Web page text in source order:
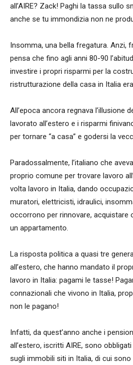
all’AIRE? Zack! Paghi la tassa sullo
anche se tu immondizia non ne
Insomma, una bella fregatura. Anzi,
pensa che fino agli anni 80-90
investire i propri risparmi per la
ristrutturazione della casa in Italia
All’epoca ancora regnava l’illusione
lavorato all’estero e i risparmi
per tornare “a casa” e godersi la
Paradossalmente, l’italiano che
proprio comune per trovare lavoro
volta lavoro in Italia, dando
muratori, elettricisti, idraulici,
occorrono per rinnovare, acquistare
un appartamento.
La risposta politica a quasi tre
all’estero, che hanno mandato il
lavoro in Italia: pagami le tasse!
connazionali che vivono in Italia,
non le pagano!
Infatti, da quest’anno anche i
all’estero, iscritti AIRE, sono
sugli immobili siti in Italia, di cui